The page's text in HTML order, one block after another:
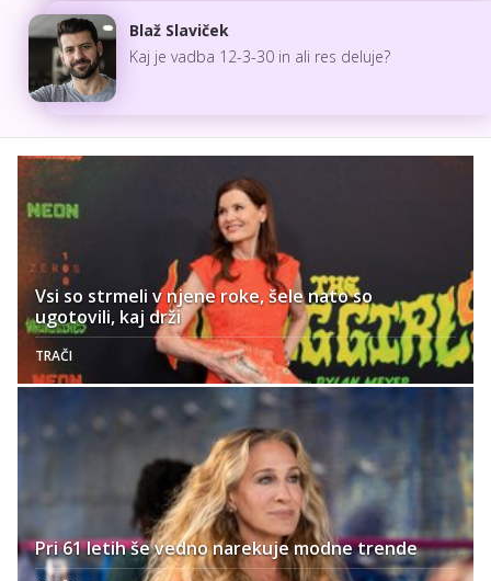
Blaž Slaviček
Kaj je vadba 12-3-30 in ali res deluje?
Vsi so strmeli v njene roke, šele nato so
ugotovili, kaj drži
TRAČI
Pri 61 letih še vedno narekuje modne trende